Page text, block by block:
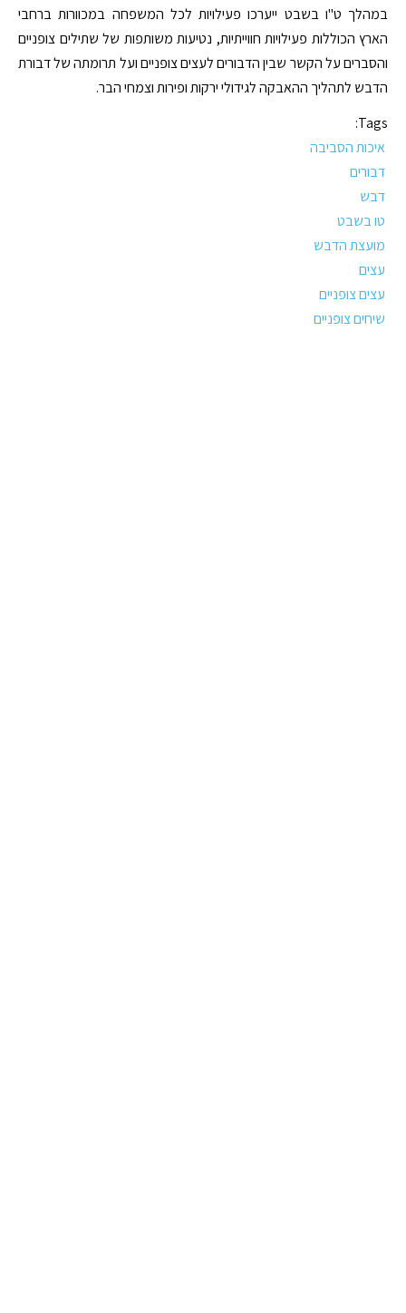
במהלך ט"ו בשבט ייערכו פעילויות לכל המשפחה במכוורות ברחבי
הארץ הכוללות פעילויות חווייתיות, נטיעות משותפות של שתילים צופניים
והסברים על הקשר שבין הדבורים לעצים צופניים ועל תרומתה של דבורת
הדבש לתהליך ההאבקה לגידולי ירקות ופירות וצמחי הבר.
Tags:
איכות הסביבה
דבורים
דבש
טו בשבט
מועצת הדבש
עצים
עצים צופניים
שיחים צופניים